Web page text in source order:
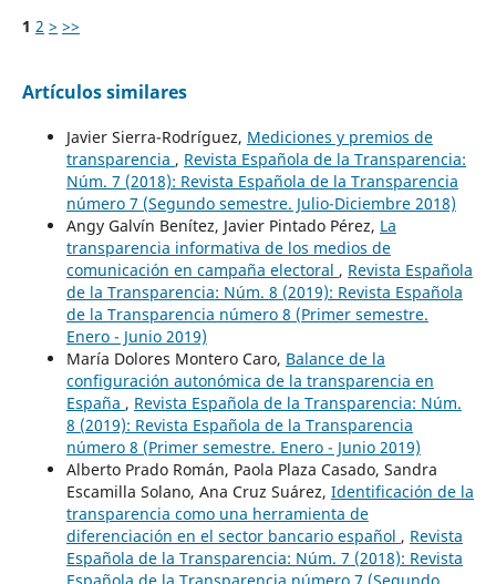
1 2 > >>
Artículos similares
Javier Sierra-Rodríguez, Mediciones y premios de
transparencia , Revista Española de la Transparencia:
Núm. 7 (2018): Revista Española de la Transparencia
número 7 (Segundo semestre. Julio-Diciembre 2018)
Angy Galvín Benítez, Javier Pintado Pérez, La
transparencia informativa de los medios de
comunicación en campaña electoral , Revista Española
de la Transparencia: Núm. 8 (2019): Revista Española
de la Transparencia número 8 (Primer semestre.
Enero - Junio 2019)
María Dolores Montero Caro, Balance de la
configuración autonómica de la transparencia en
España , Revista Española de la Transparencia: Núm.
8 (2019): Revista Española de la Transparencia
número 8 (Primer semestre. Enero - Junio 2019)
Alberto Prado Román, Paola Plaza Casado, Sandra
Escamilla Solano, Ana Cruz Suárez, Identificación de la
transparencia como una herramienta de
diferenciación en el sector bancario español , Revista
Española de la Transparencia: Núm. 7 (2018): Revista
Española de la Transparencia número 7 (Segundo